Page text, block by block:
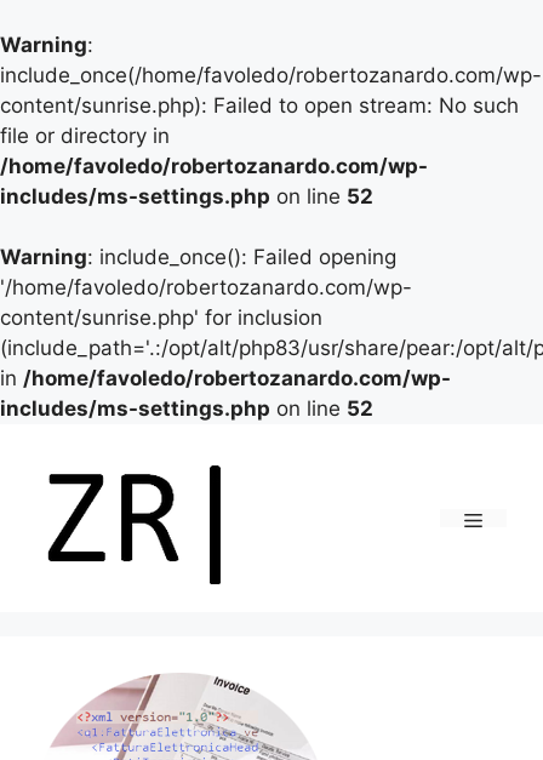
Warning:
include_once(/home/favoledo/robertozanardo.com/wp-
content/sunrise.php): Failed to open stream: No such
file or directory in
/home/favoledo/robertozanardo.com/wp-
includes/ms-settings.php on line 52
Warning: include_once(): Failed opening
'/home/favoledo/robertozanardo.com/wp-
content/sunrise.php' for inclusion
(include_path='.:/opt/alt/php83/usr/share/pear:/opt/
in /home/favoledo/robertozanardo.com/wp-
includes/ms-settings.php on line 52
contenuto